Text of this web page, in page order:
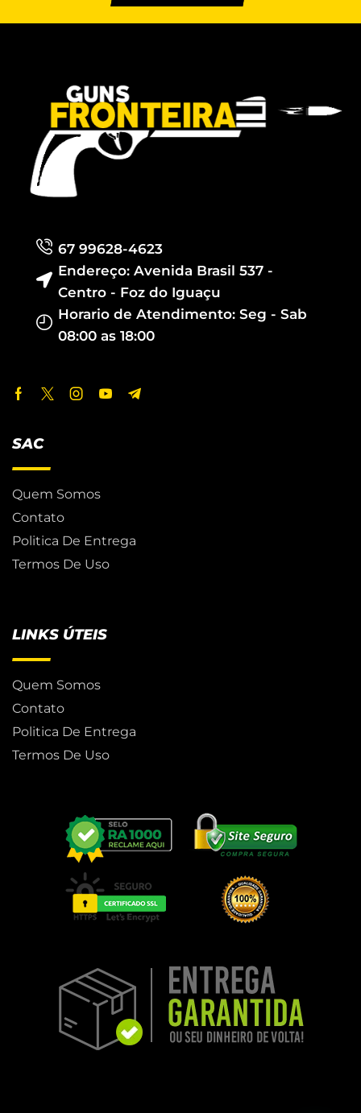
67 99628-4623
Endereço: Avenida Brasil 537 -
Centro - Foz do Iguaçu
Horario de Atendimento: Seg - Sab
08:00 as 18:00
SAC
Quem Somos
Contato
Politica De Entrega
Termos De Uso
LINKS ÚTEIS
Quem Somos
Contato
Politica De Entrega
Termos De Uso